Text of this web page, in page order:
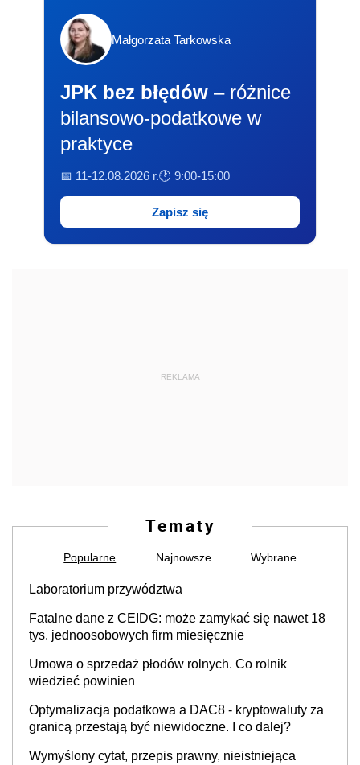
Małgorzata Tarkowska
JPK bez błędów – różnice
bilansowo-podatkowe w
praktyce
📅 11-12.08.2026 r.🕐 9:00-15:00
Zapisz się
REKLAMA
Tematy
Popularne Najnowsze Wybrane
Laboratorium przywództwa
Fatalne dane z CEIDG: może zamykać się nawet 18
tys. jednoosobowych firm miesięcznie
Umowa o sprzedaż płodów rolnych. Co rolnik
wiedzieć powinien
Optymalizacja podatkowa a DAC8 - kryptowaluty za
granicą przestają być niewidoczne. I co dalej?
Wymyślony cytat, przepis prawny, nieistniejąca